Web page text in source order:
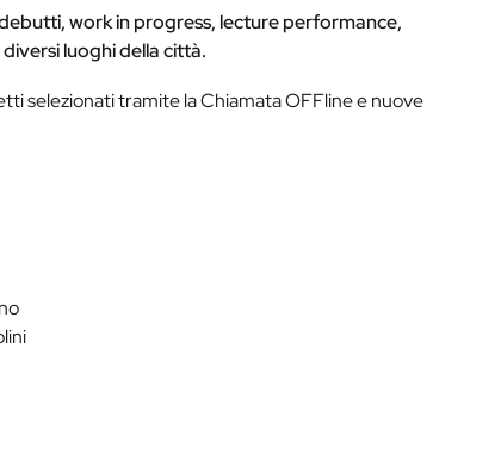
work in progress, lecture performance,
luoghi della città.
selezionati tramite la Chiamata OFFline e nuove